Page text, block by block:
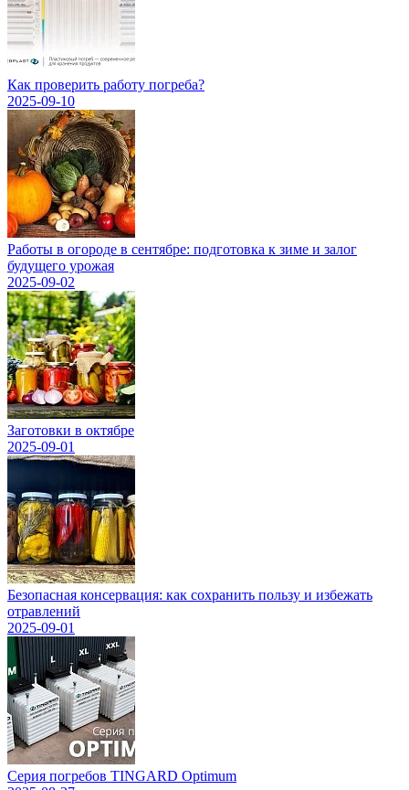
Как проверить работу погреба?
2025-09-10
Работы в огороде в сентябре: подготовка к зиме и залог
будущего урожая
2025-09-02
Заготовки в октябре
2025-09-01
Безопасная консервация: как сохранить пользу и избежать
отравлений
2025-09-01
Серия погребов TINGARD Optimum